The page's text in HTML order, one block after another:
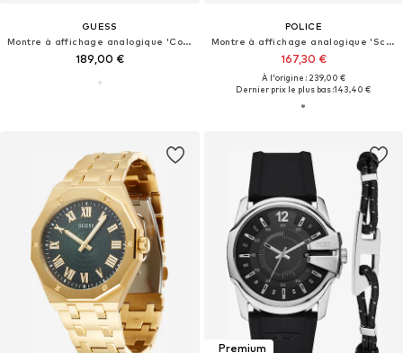
GUESS
Montre à affichage analogique 'Connoisseur'
189,00 €
POLICE
Montre à affichage analogique 'Scepter'
167,30 €
À l'origine : 239,00 €
Dernier prix le plus bas :143,40 €
Premium